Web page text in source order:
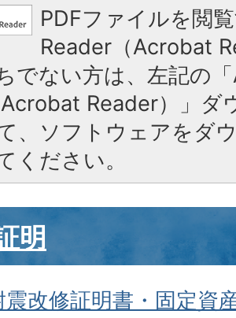
PDFファイルを閲
Reader（Acrobat
でない方は、左記の
Reader）」ダ
、ソフトウェアをダ
ください。
明
震改修証明書・固定資